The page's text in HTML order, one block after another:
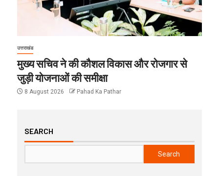
उत्तराखंड
मुख्य सचिव ने की कौशल विकास और रोजगार से
जुड़ी योजनाओं की समीक्षा
8 August 2026 Pahad Ka Pathar
SEARCH
Search